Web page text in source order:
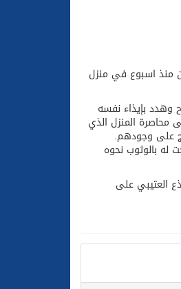
منذ اسبوع في منزل
وهدد بإيذاء نفسه
محاصرة المنزل الذي
على وجودهم.
له بالوثوب نحوه
العتيبي على